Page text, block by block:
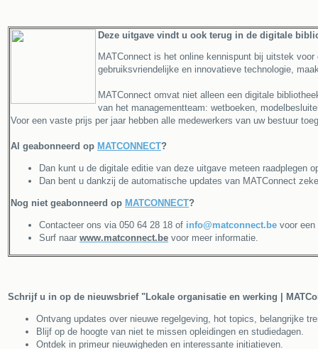
Deze uitgave vindt u ook terug in de digitale
MATConnect is het online kennispunt bij uitstek
gebruiksvriendelijke en innovatieve technologie,
MATConnect omvat niet alleen een digitale
van het managementteam: wetboeken,
Voor een vaste prijs per jaar hebben alle medewerkers van uw bestuur
Al geabonneerd op MATCONNECT?
Dan kunt u de digitale editie van deze uitgave meteen raadplegen
Dan bent u dankzij de automatische updates van MATConnect
Nog niet geabonneerd op MATCONNECT?
Contacteer ons via 050 64 28 18 of info@matconnect.be voor
Surf naar www.matconnect.be voor meer informatie.
Schrijf u in op de nieuwsbrief "Lokale organisatie en werking |
Ontvang updates over nieuwe regelgeving, hot topics, belangrijke
Blijf op de hoogte van niet te missen opleidingen en studiedagen.
Ontdek in primeur nieuwigheden en interessante initiatieven.